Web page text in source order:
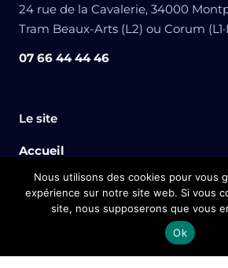
24 rue de la Cavalerie, 34000
Tram Beaux-Arts (L2) ou Corum
07 66 44 44 46
Le site
Accueil
Mes services
Qui suis-je ?
Prendre
Nous utilisons des cookies pour vous
expérience sur notre site web. Si vous
site, nous supposerons que vous
Ok